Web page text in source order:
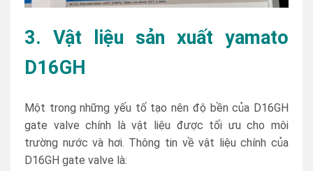
3. Vật liệu sản xuất yamato
D16GH
Một trong những yếu tố tạo nên độ bền của D16GH
gate valve chính là vật liệu được tối ưu cho môi
trường nước và hơi. Thông tin về vật liệu chính của
D16GH gate valve là: